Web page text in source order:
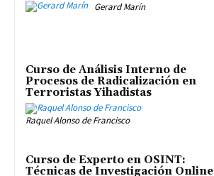
Gerard Marín
Curso de Análisis Interno de
Procesos de Radicalización en
Terroristas Yihadistas
Raquel Alonso de Francisco
Curso de Experto en OSINT:
Técnicas de Investigación Online